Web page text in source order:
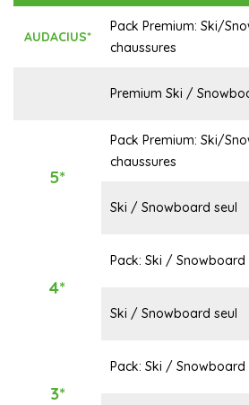
AUDACIUS*
Pack Premium: Ski/
chaussures
Premium Ski /
5*
Pack Premium: Ski/
chaussures
Ski / Snowboard seul
4*
Pack: Ski / Snowboard
Ski / Snowboard seul
3*
Pack: Ski / Snowboard